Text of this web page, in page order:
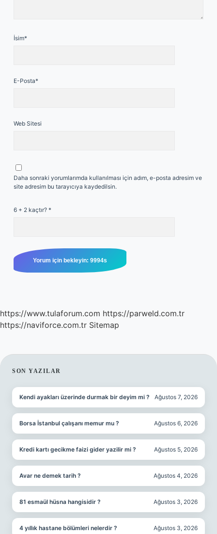
İsim*
E-Posta*
Web Sitesi
Daha sonraki yorumlarımda kullanılması için adım, e-posta adresim ve
site adresim bu tarayıcıya kaydedilsin.
6 + 2 kaçtır? *
https://www.tulaforum.com https://parweld.com.tr
https://naviforce.com.tr Sitemap
SIDEBAR
SON YAZILAR
Kendi ayakları üzerinde durmak bir deyim mi ? Ağustos 7, 2026
Borsa İstanbul çalışanı memur mu ? Ağustos 6, 2026
Kredi kartı gecikme faizi gider yazilir mi ? Ağustos 5, 2026
Avar ne demek tarih ? Ağustos 4, 2026
81 esmaül hüsna hangisidir ? Ağustos 3, 2026
4 yıllık hastane bölümleri nelerdir ? Ağustos 3, 2026